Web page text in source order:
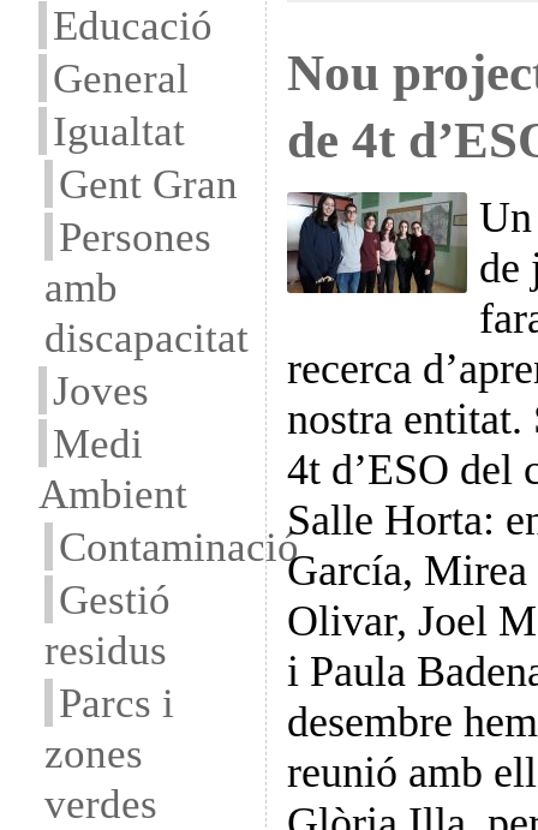
Educació
General
Igualtat
Gent Gran
Persones
amb
discapacitat
Joves
Medi
Ambient
Contaminació
Gestió
residus
Parcs i
zones
verdes
Nou
de 4t
de
recerca
nostra entitat.
4t d’ESO del
Salle Horta:
García,
Olivar, Joel
i Paula
desembre
reunió amb